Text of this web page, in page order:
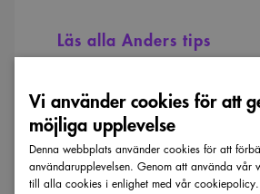
Läs alla Anders tips
Vi använder cookies för att
möjliga upplevelse
Denna webbplats använder cookies för att
användarupplevelsen. Genom att använda vår
till alla cookies i enlighet med vår cookiepolicy.